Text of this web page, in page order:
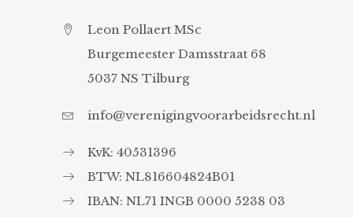
Leon Pollaert MSc
Burgemeester Damsstraat 68
5037 NS Tilburg
info@verenigingvoorarbeidsrecht.nl
KvK: 40531396
BTW: NL816604824B01
IBAN: NL71 INGB 0000 5238 03